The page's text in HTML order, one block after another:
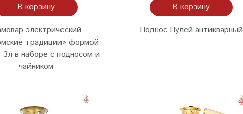
В корзину
электрический
традиции» формой
3л в наборе с подносом и
чайником
В корзину
Поднос Пулей антикварный